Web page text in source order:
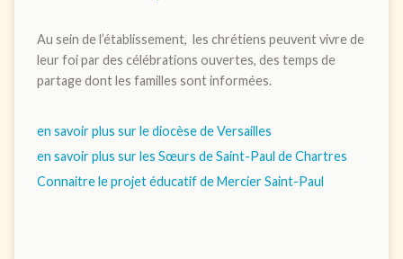
Au sein de l’établissement, les chrétiens peuvent vivre de
leur foi par des célébrations ouvertes, des temps de
partage dont les familles sont informées.
en savoir plus sur le diocèse de Versailles
en savoir plus sur les Sœurs de Saint-Paul de Chartres
Connaitre le projet éducatif de Mercier Saint-Paul